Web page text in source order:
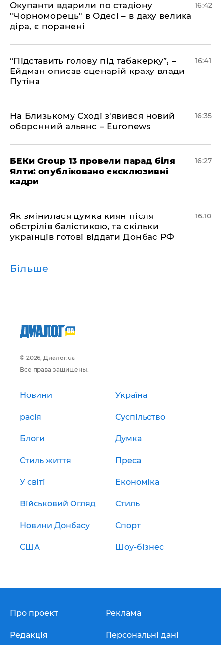
​Окупанти вдарили по стадіону
"Чорноморець" в Одесі – в даху велика
діра, є поранені
16:42
​“Підставить голову під табакерку”, –
Ейдман описав сценарій краху влади
Путіна
16:41
На Близькому Сході з'явився новий
оборонний альянс – Euronews
16:35
БЕКи Group 13 провели парад біля
Ялти: опубліковано ексклюзивні
кадри
16:27
Як змінилася думка киян після
обстрілів балістикою, та скільки
українців готові віддати Донбас РФ
16:10
Більше
© 2026, Диалог.ua
Все права защищены.
Новини Україна
расія Суспільство
Блоги Думка
Стиль життя Преса
У світі Економіка
Військовий Огляд Стиль
Новини Донбасу Спорт
США Шоу-бізнес
Про проект
Редакція
Реклама
Персональні дані